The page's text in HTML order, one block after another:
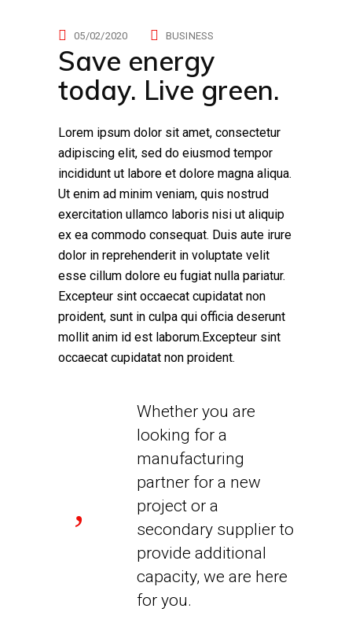
05/02/2020 BUSINESS
Save energy
today. Live green.
Lorem ipsum dolor sit amet, consectetur
adipiscing elit, sed do eiusmod tempor
incididunt ut labore et dolore magna aliqua.
Ut enim ad minim veniam, quis nostrud
exercitation ullamco laboris nisi ut aliquip
ex ea commodo consequat. Duis aute irure
dolor in reprehenderit in voluptate velit
esse cillum dolore eu fugiat nulla pariatur.
Excepteur sint occaecat cupidatat non
proident, sunt in culpa qui officia deserunt
mollit anim id est laborum.Excepteur sint
occaecat cupidatat non proident.
Whether you are
looking for a
manufacturing
partner for a new
project or a
secondary supplier to
provide additional
capacity, we are here
for you.